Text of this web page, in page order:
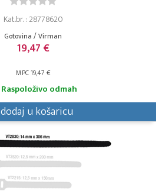
Kat.br. : 28778620
Gotovina / Virman
19,47 €
MPC 19,47 €
Raspoloživo odmah
dodaj u košaricu